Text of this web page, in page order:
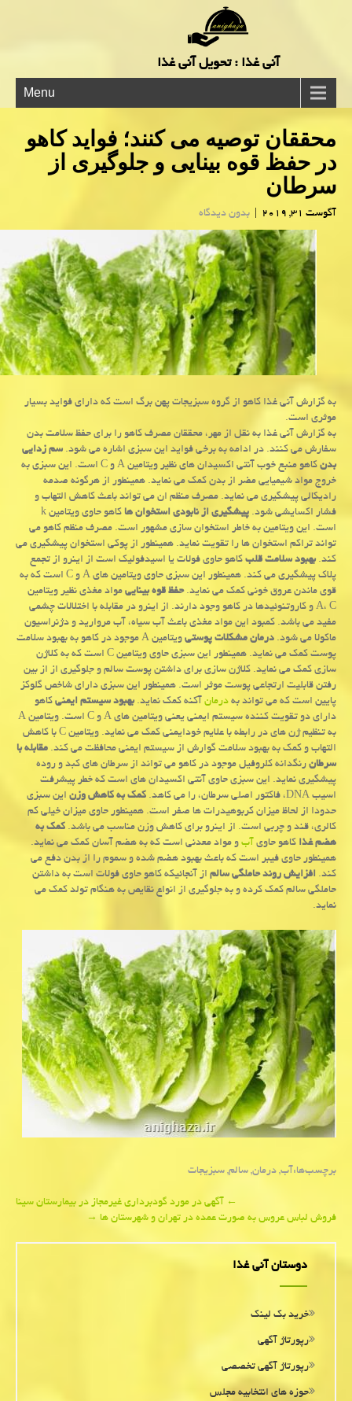
آنی غذا : تحویل آنی غذا
Menu
محققان توصیه می كنند؛ فواید كاهو
در حفظ قوه بینایی و جلوگیری از
سرطان
آگوست 31, 2019 | بدون دیدگاه
به گزارش آنی غذا كاهو از گروه سبزیجات پهن برگ است كه دارای فواید بسیار
موثری است.
به گزارش آنی غذا به نقل از مهر، محققان مصرف كاهو را برای حفظ سلامت بدن
سفارش می كنند. در ادامه به برخی فواید این سبزی اشاره می شود.سم زدایی
بدن
كاهو منبع خوب آنتی اكسیدان های نظیر ویتامین A و C است. این سبزی به
خروج مواد شیمیایی مضر از بدن كمك می نماید. همینطور از هرگونه صدمه
رادیكالی پیشگیری می نماید. مصرف منظم ان می تواند باعث كاهش التهاب و
فشار اكسایشی شود.پیشگیری از نابودی استخوان ها
كاهو حاوی ویتامین k
است. این ویتامین به خاطر استخوان سازی مشهور است. مصرف منظم كاهو می
تواند تراكم استخوان ها را تقویت نماید. همینطور از پوكی استخوان پیشگیری می
كند.بهبود سلامت قلبكاهو حاوی فولات یا اسیدفولیك است از اینرو از تجمع
پلاك پیشگیری می كند. همینطور این سبزی حاوی ویتامین های A و C است كه به
قوی ماندن عروق خونی كمك می نماید.حفظ قوه بیناییمواد مغذی نظیر ویتامین
A، C و كاروتنوئیدها در كاهو وجود دارند. از اینرو در مقابله با اختلالات چشمی
مفید می باشد. كمبود این مواد مغذی باعث آب سیاه، آب مروارید و دژنراسیون
ماكولا می شود.درمان مشكلات پوستی
ویتامین A موجود در كاهو به بهبود سلامت
پوست كمك می نماید. همینطور این سبزی حاوی ویتامین C است كه به كلاژن
سازی كمك می نماید. كلاژن سازی برای داشتن پوست سالم و جلوگیری از از بین
رفتن قابلیت ارتجاعی پوست موثر است. همینطور این سبزی دارای شاخص گلوكز
پایین است كه می تواند بهدرمانآكنه كمك نماید.بهبود سیستم ایمنیكاهو
دارای دو تقویت كننده سیستم ایمنی یعنی ویتامین های A و C است. ویتامین A
به تنظیم ژن های در رابطه با علایم خودایمنی كمك می نماید. ویتامین C با كاهش
التهاب و كمك به بهبود سلامت گوارش از سیستم ایمنی محافظت می كند.مقابله با
سرطانرنگدانه كلروفیل موجود در كاهو می تواند از سرطان های كبد و روده
پیشگیری نماید. این سبزی حاوی آنتی اكسیدان های است كه خطر پیشرفت
اسیب DNA، فاكتور اصلی سرطان، را می كاهد.
كمك به كاهش وزناین سبزی
حدودا از لحاظ میزان كربوهیدرات ها صفر است. همینطور حاوی میزان خیلی كم
كالری، قند و چربی است. از اینرو برای كاهش وزن مناسب می باشد.كمك به
هضم غذاكاهو حاویآبو مواد معدنی است كه به هضم آسان كمك می نماید.
همینطور حاوی فیبر است كه باعث بهبود هضم شده و سموم را از بدن دفع می
كند.افزایش روند حاملگی سالماز آنجائیكه كاهو حاوی فولات است به داشتن
حاملگی سالم كمك كرده و به جلوگیری از انواع نقایص به هنگام تولد كمك می
نماید.
برچسب‌ها:آب,درمان,سالم,سبزیجات
navigation
←آگهی در مورد گودبرداری غیرمجاز در بیمارستان سینا
فروش لباس عروس به صورت عمده در تهران و شهرستان ها→
دوستان آنی غذا
خرید بک لینک
رپورتاژ آگهی
رپورتاژ آگهی تخصصی
حوزه های انتخابیه مجلس